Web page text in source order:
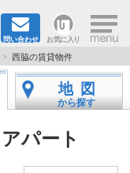
問い合わせ お気に入り ×
西脇の賃貸物件
地図
から探す
パート